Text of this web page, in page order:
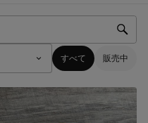
すべて 販売中